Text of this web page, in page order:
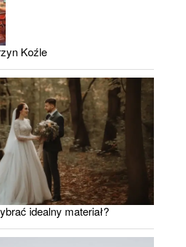
Koźle
idealny materiał?